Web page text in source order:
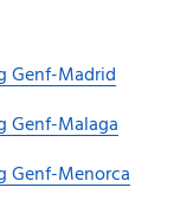
Genf-Madrid
Genf-Malaga
Genf-Menorca